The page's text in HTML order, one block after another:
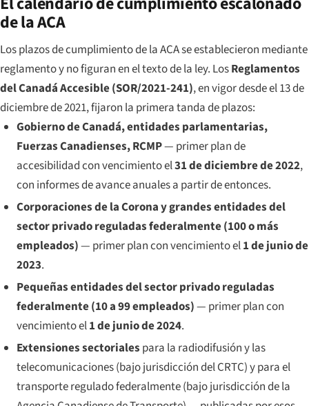
de la ACA
Los plazos de cumplimiento de la ACA se establecieron mediante
reglamento y no figuran en el texto de la ley. LosReglamentos
del Canadá Accesible (SOR/2021-241), en vigor desde el 13 de
diciembre de 2021, fijaron la primera tanda de plazos:
Gobierno de Canadá, entidades parlamentarias,
Fuerzas Canadienses, RCMP— primer plan de
accesibilidad con vencimiento el31 de diciembre de 2022,
con informes de avance anuales a partir de entonces.
Corporaciones de la Corona y grandes entidades del
sector privado reguladas federalmente (100 o más
empleados)— primer plan con vencimiento el1 de junio de
2023.
Pequeñas entidades del sector privado reguladas
federalmente (10 a 99 empleados)— primer plan con
vencimiento el1 de junio de 2024.
Extensiones sectoriales para la radiodifusión y las
telecomunicaciones (bajo jurisdicción del CRTC) y para el
transporte regulado federalmente (bajo jurisdicción de la